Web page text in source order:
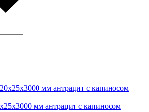
мм антрацит с капиносом